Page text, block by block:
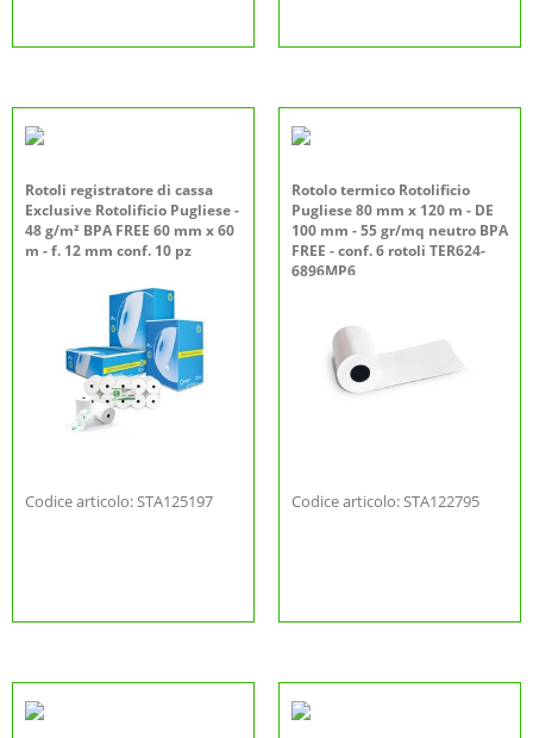
Rotoli registratore di cassa
Exclusive Rotolificio Pugliese -
48 g/m² BPA FREE 60 mm x 60
m - f. 12 mm conf. 10 pz
Codice articolo: STA125197
Rotolo termico Rotolificio
Pugliese 80 mm x 120 m - DE
100 mm - 55 gr/mq neutro BPA
FREE - conf. 6 rotoli TER624-
6896MP6
Codice articolo: STA122795